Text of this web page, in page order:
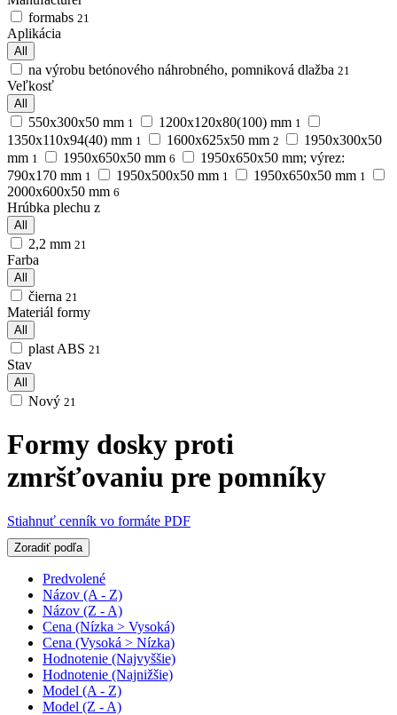
formabs 21
Aplikácia
All
na výrobu betónového náhrobného, pomniková dlažba 21
Veľkosť
All
550x300x50 mm 1 1200x120x80(100) mm 1
1350x110x94(40) mm 1 1600х625х50 mm 2
1950x300x50
mm 1 1950x650x50 mm 6
1950x650x50 mm; výrez:
790x170 mm 1 1950х500х50 mm 1 1950х650х50 mm 1
2000x600x50 mm 6
Hrúbka plechu z
All
2,2 mm 21
Farba
All
čierna 21
Materiál formy
All
plast ABS 21
Stav
All
Nový 21
Formy dosky proti
zmršťovaniu pre pomníky
Stiahnuť cenník vo formáte PDF
Zoradiť podľa
Predvolené
Názov (A - Z)
Názov (Z - A)
Cena (Nízka > Vysoká)
Cena (Vysoká > Nízka)
Hodnotenie (Najvyššie)
Hodnotenie (Najnižšie)
Model (A - Z)
Model (Z - A)